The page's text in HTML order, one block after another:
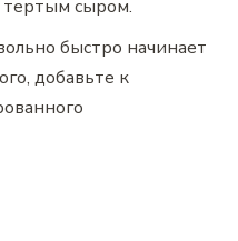
тертым сыром.
быстро начинает
добавьте к